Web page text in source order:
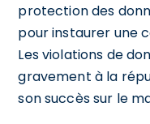
protection des
pour instaurer une
Les violations de
gravement à la
son succès sur le